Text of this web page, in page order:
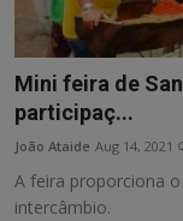
Mini feira de
participaç...
João Ataide Aug 14, 2021
A feira proporciona
intercâmbio.